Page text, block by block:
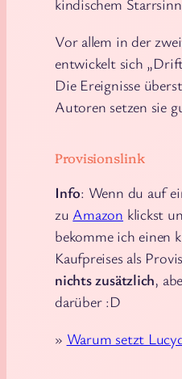
kindischem
Vor allem in der
entwickelt sich
Die Ereignisse
Autoren setzen sie
Provisionslink
Info: Wenn du auf
zu Amazon klickst
bekomme ich einen
Kaufpreises als
nichts zusätzlich,
darüber :D
» Warum setzt